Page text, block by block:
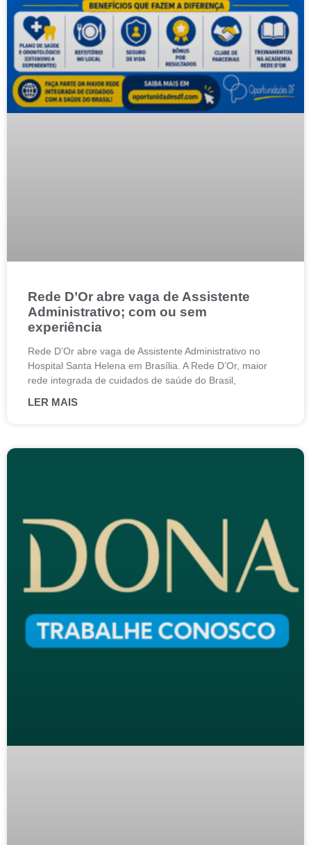
Rede D’Or abre vaga de Assistente
Administrativo; com ou sem
experiência
Rede D’Or abre vaga de Assistente Administrativo no
Hospital Santa Helena em Brasília. A Rede D’Or, maior
rede integrada de cuidados de saúde do Brasil,
LER MAIS